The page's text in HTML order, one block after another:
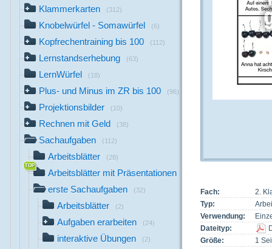
Klammerkarten (312)
Knobelwürfel - Somawürfel (6)
Kopfrechentraining bis 100 (112)
Lernstandserhebung (63)
LernWürfel (18)
Plus- und Minus im ZR bis 100 (96)
Projektionsbilder (10)
Rechnen mit Geld (38)
Sachaufgaben (112)
Arbeitsblätter (28)
Arbeitsblätter mit Präsentationen
erste Sachaufgaben (32)
Arbeitsblätter (2)
Aufgaben erarbeiten (24)
interaktive Übungen (2)
Fach:
2.
Typ:
Verwendung:
Dateityp:
Größe:
1